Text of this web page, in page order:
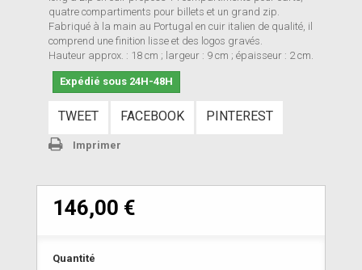
quatre compartiments pour billets et un grand zip.
Fabriqué à la main au Portugal en cuir italien de qualité, il
comprend une finition lisse et des logos gravés.
Hauteur approx. : 18 cm ; largeur : 9 cm ; épaisseur : 2 cm.
Expédié sous 24H-48H
TWEET FACEBOOK PINTEREST
Imprimer
146,00 €
Quantité